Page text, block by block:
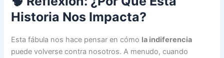
Historia Nos Impacta?
Esta fábula nos hace pensar en cómo la indiferencia
puede volverse contra nosotros. A menudo, cuando